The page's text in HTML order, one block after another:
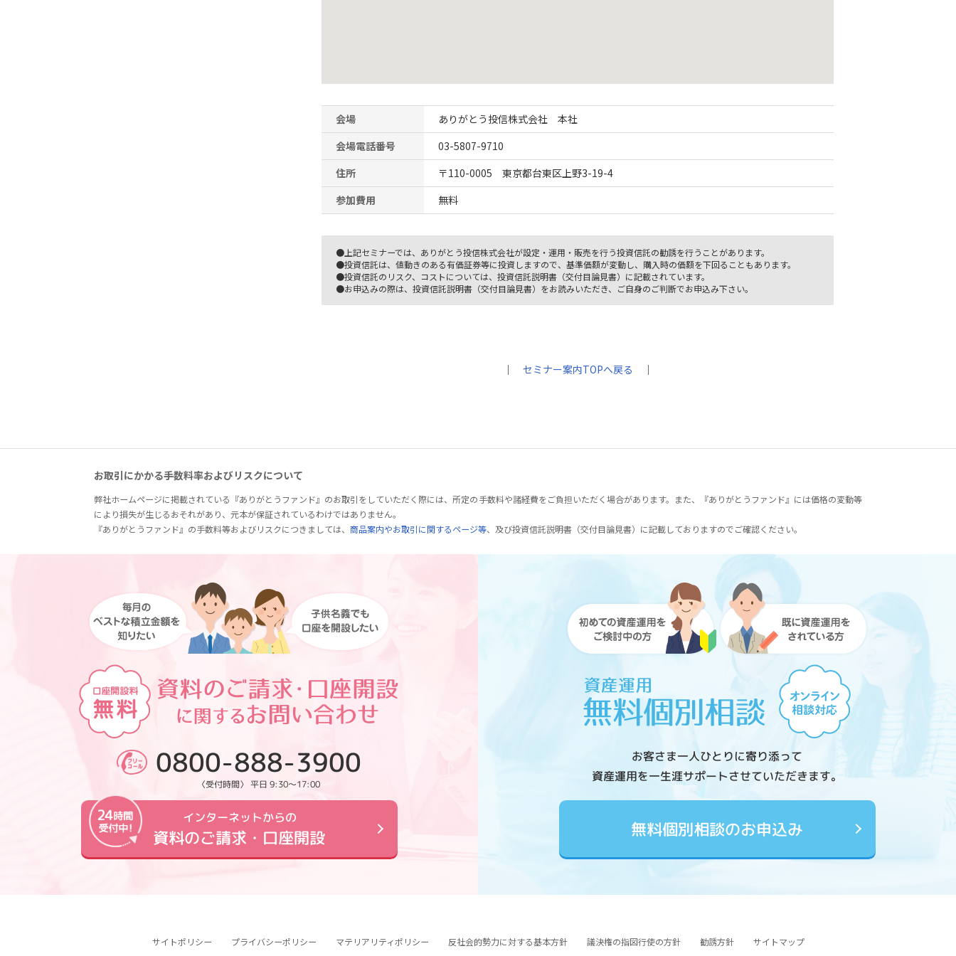
会場
ありがとう投信株式会社 本社
会場電話番号
03-5807-9710
住所
〒110-0005 東京都台東区上野3-19-4
参加費用
無料
●上記セミナーでは、ありがとう投信株式会社が設定・運用・販売を行う投資信託の勧誘を行うことがあります。
●投資信託は、値動きのある有価証券等に投資しますので、基準価額が変動し、購入時の価額を下回ることもあります。
●投資信託のリスク、コストについては、投資信託説明書（交付目論見書）に記載されています。
●お申込みの際は、投資信託説明書（交付目論見書）をお読みいただき、ご自身のご判断でお申込み下さい。
｜ セミナー案内TOPへ戻る ｜
お取引にかかる手数料率およびリスクについて
弊社ホームページに掲載されている『ありがとうファンド』のお取引をしていただく際には、所定の手数料や諸経費をご負担いただく場合があります。また、『ありがとうファンド』には価格の変動等
により損失が生じるおそれがあり、元本が保証されているわけではありません。
『ありがとうファンド』の手数料等およびリスクにつきましては、 商品案内やお取引に関するページ等、及び投資信託説明書（交付目論見書）に記載しておりますのでご確認ください。
0800-888-3900
〈受付時間〉 平日 9:30～17:00
インターネットからの
資料のご請求・口座開設
お客さま一人ひとりに寄り添って
資産運用を一生涯サポートさせていただきます。
無料個別相談のお申込み
サイトポリシー プライバシーポリシー マテリアリティポリシー 反社会的勢力に対する基本方針 議決権の指図行使の方針 勧誘方針 サイトマップ